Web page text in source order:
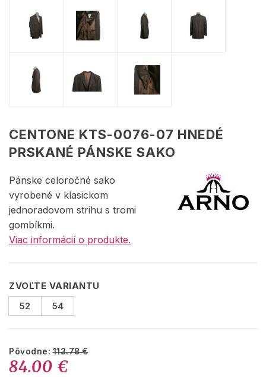
CENTONE KTS-0076-07 HNEDÉ
PRSKANÉ PÁNSKE SAKO
Pánske celoročné sako
vyrobené v klasickom
jednoradovom strihu s tromi
gombíkmi.
Viac informácií o produkte.
ZVOĽTE VARIANTU
52
54
Pôvodne:113.78 €
84.00 €